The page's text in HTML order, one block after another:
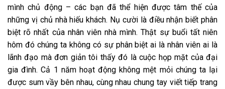
mình chủ động – các bạn đã thể hiện được tâm thế của
những vị chủ nhà hiếu khách. Nụ cười là điều nhận biết phân
biệt rõ nhất của nhân viên nhà mình. Thật sự buổi tất niên
hôm đó chúng ta không có sự phân biệt ai là nhân viên ai là
lãnh đạo mà đơn giản tôi thấy đó là cuộc họp mặt của đại
gia đình.Cả 1 năm hoạt động không mệt mỏi chúng ta lại
được sum vầy bên nhau, cùng nhau chung tay viết tiếp trang